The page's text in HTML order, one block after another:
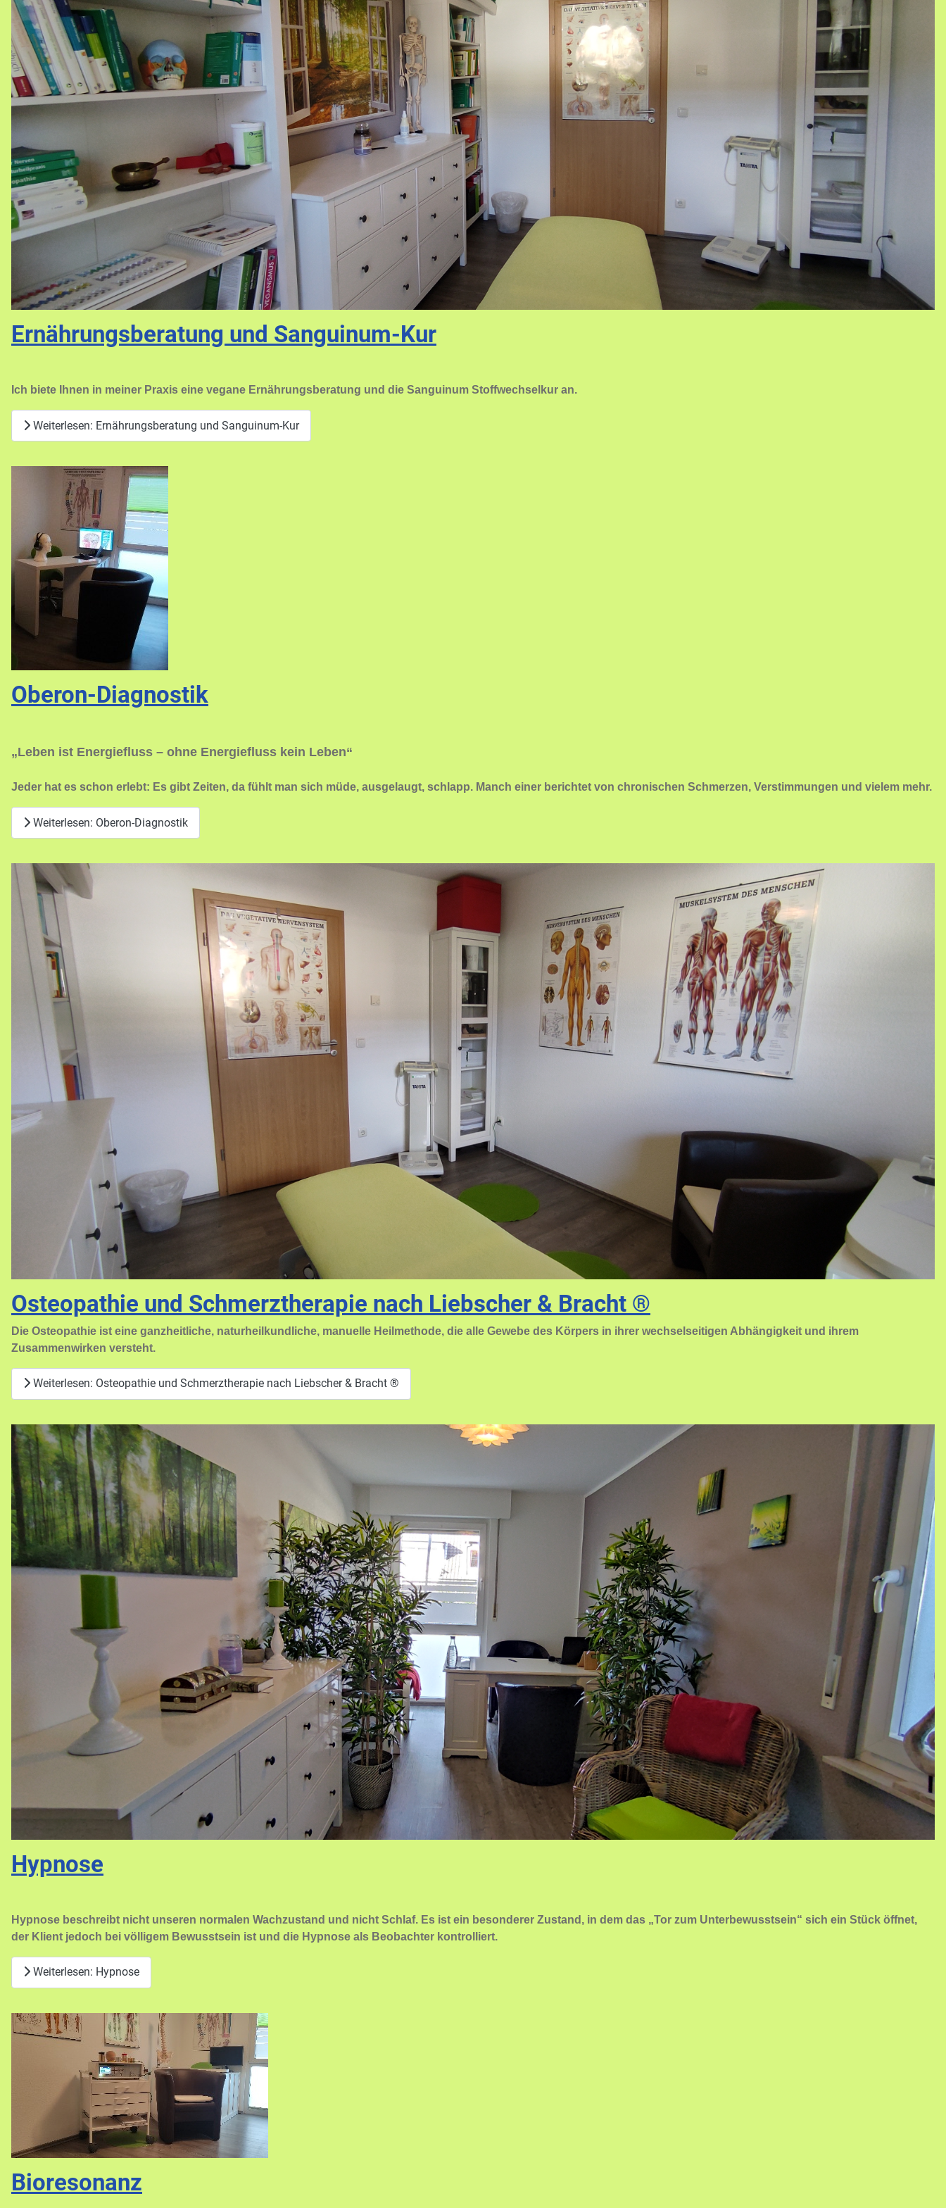
Ernährungsberatung und Sanguinum-Kur
Ich biete Ihnen in meiner Praxis eine vegane Ernährungsberatung und die Sanguinum Stoffwechselkur an.
Weiterlesen: Ernährungsberatung und Sanguinum-Kur
Oberon-Diagnostik
„Leben ist Energiefluss – ohne Energiefluss kein Leben“
Jeder hat es schon erlebt: Es gibt Zeiten, da fühlt man sich müde, ausgelaugt, schlapp. Manch einer berichtet von chronischen Schmerzen, Verstimmungen und vielem mehr.
Weiterlesen: Oberon-Diagnostik
Osteopathie und Schmerztherapie nach Liebscher & Bracht ®
Die Osteopathie ist eine ganzheitliche, naturheilkundliche, manuelle Heilmethode, die alle Gewebe des Körpers in ihrer wechselseitigen Abhängigkeit und ihrem
Zusammenwirken versteht.
Weiterlesen: Osteopathie und Schmerztherapie nach Liebscher & Bracht ®
Hypnose
Hypnose beschreibt nicht unseren normalen Wachzustand und nicht Schlaf. Es ist ein besonderer Zustand, in dem das „Tor zum Unterbewusstsein“ sich ein Stück öffnet,
der Klient jedoch bei völligem Bewusstsein ist und die Hypnose als Beobachter kontrolliert.
Weiterlesen: Hypnose
Bioresonanz